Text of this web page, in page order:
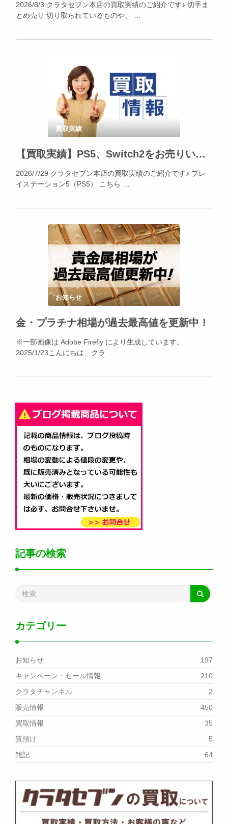
2026/8/3 クラタセブン本店の買取実績のご紹介です♪ 切手ま
とめ売り 切り取られているものや、 …
買取実績
【買取実績】PS5、Switch2をお売りいただきました！
2026/7/29 クラタセブン本店の買取実績のご紹介です♪ プレ
イステーション5（PS5） こちら …
お知らせ
金・プラチナ相場が過去最高値を更新中！
※一部画像は Adobe Firefly により生成しています。
2025/1/23こんにちは、クラ …
記事の検索
カテゴリー
お知らせ
197
キャンペーン・セール情報
210
クラタチャンネル
2
販売情報
450
買取情報
35
質預け
5
雑記
64